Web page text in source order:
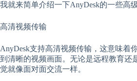
我就来简单介绍一下AnyDesk的一些高级
高清视频传输
AnyDesk支持高清视频传输，这意味着
到清晰的视频画面。无论是远程教育还
觉就像面对面交流一样。